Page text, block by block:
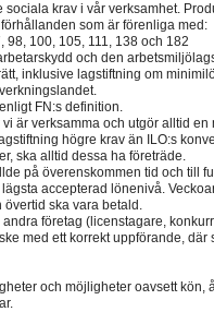
krav i vår verksamhet.
som är förenliga med:
98, 100, 105, 111, 138 och 182
och den
inklusive lagstiftning om
FN:s definition.
är verksamma och utgör alltid en
högre krav än ILO:s
ska alltid dessa ha företräde.
på överenskommen tid och till
accepterad lönenivå.
ska vara betald.
företag (licenstagare,
med ett korrekt uppförande, där
och möjligheter oavsett kön,